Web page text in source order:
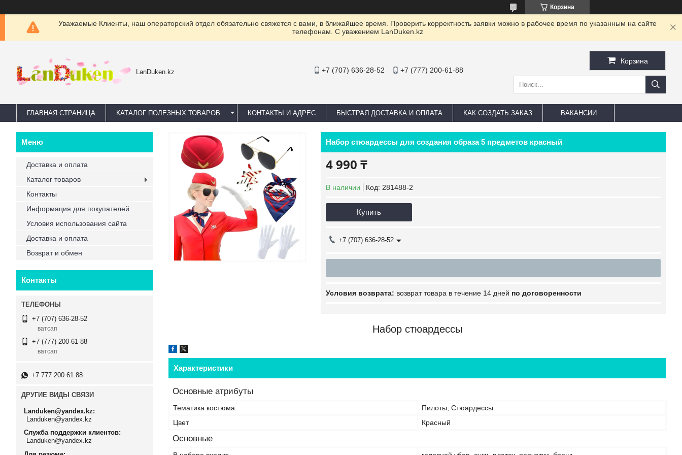
Корзина
Уважаемые Клиенты, наш операторский отдел обязательно свяжется с вами, в ближайшее время. Проверить корректность заявки можно в рабочее время по указанным на сайте
телефонам. С уважением LanDuken.kz
LanDuken.kz +7 (707) 636-28-52 +7 (777) 200-61-88
Корзина
ГЛАВНАЯ СТРАНИЦА КАТАЛОГ ПОЛЕЗНЫХ ТОВАРОВ КОНТАКТЫ И АДРЕС БЫСТРАЯ ДОСТАВКА И ОПЛАТА КАК СОЗДАТЬ ЗАКАЗ ВАКАНСИИ
Набор стюардессы для создания образа 5 предметов красный
4 990 ₸
В наличии Код: 281488-2
Купить
+7 (707) 636-28-52
возврат товара в течение 14 дней по договоренности
Набор стюардессы
Характеристики
Основные атрибуты
Тематика костюма
Пилоты, Стюардессы
Цвет
Красный
Основные
Доставка и оплата
Каталог товаров
Контакты
Информация для покупателей
Условия использования сайта
Доставка и оплата
Возврат и обмен
Контакты
+7 (707) 636-28-52
ватсап
+7 (777) 200-61-88
ватсап
+7 777 200 61 88
ДРУГИЕ ВИДЫ СВЯЗИ
Landuken@yandex.kz
Landuken@yandex.kz
Служба поддержки клиентов
Landuken@yandex.kz